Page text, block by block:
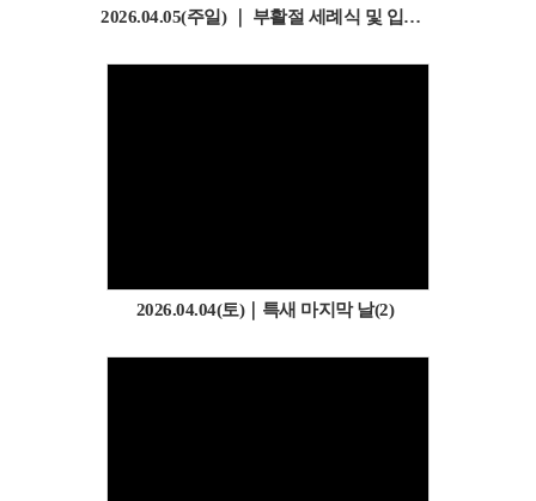
2026.04.05(주일) ｜ 부활절 세례식 및 입교식
2026.04.04(토)｜특새 마지막 날(2)